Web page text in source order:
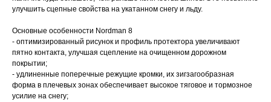
улучшить сцепные свойства на укатанном снегу и льду.
Основные особенности Nordman 8
- оптимизированный рисунок и профиль протектора увеличивают
пятно контакта, улучшая сцепление на очищенном дорожном
покрытии;
- удлиненные поперечные режущие кромки, их зигзагообразная
форма в плечевых зонах обеспечивает высокое тяговое и тормозное
усилие на снегу;